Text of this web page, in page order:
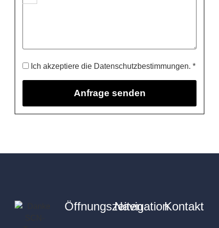
Ich akzeptiere die Datenschutzbestimmungen. *
Öffnungszeiten
NavigationKontakt